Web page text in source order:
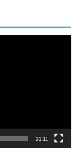
21:11